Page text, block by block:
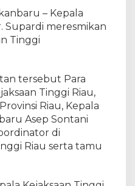
– Kepala
Supardi meresmikan
Tinggi
tersebut Para
Tinggi Riau,
Riau, Kepala
Asep Sontani
di
Riau serta tamu